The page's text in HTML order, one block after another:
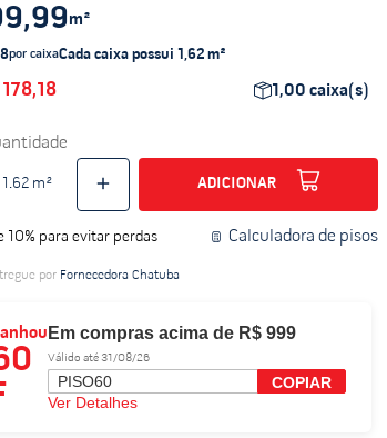
m²
por caixaCada caixa possui 1,62 m²
1,00 caixa(s)
ADICIONAR
10% para evitar perdas Calculadora de pisos
por Fornecedora Chatuba
Em compras acima de R$ 999
Válido até 31/08/26
PISO60
COPIAR
Ver Detalhes